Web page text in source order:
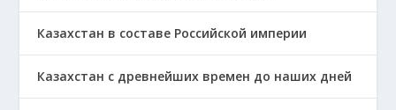
Казахстан в составе Российской империи
Казахстан с древнейших времен до наших дней